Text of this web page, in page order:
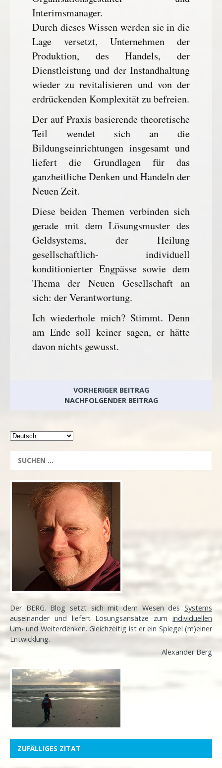
Interimsmanager.
Durch dieses Wissen werden sie in die
Lage versetzt, Unternehmen der
Produktion, des Handels, der
Dienstleistung und der Instandhaltung
wieder zu revitalisieren und von der
erdrückenden Komplexität zu befreien.
Der auf Praxis basierende theoretische
Teil wendet sich an die
Bildungseinrichtungen insgesamt und
liefert die Grundlagen für das
ganzheitliche Denken und Handeln der
Neuen Zeit.
Diese beiden Themen verbinden sich
gerade mit dem Lösungsmuster des
Geldsystems, der Heilung
gesellschaftlich- individuell
konditionierter Engpässe sowie dem
Thema der Neuen Gesellschaft an
sich: der Verantwortung.
Ich wiederhole mich? Stimmt. Denn
am Ende soll keiner sagen, er hätte
davon nichts gewusst.
VORHERIGER BEITRAG
NACHFOLGENDER BEITRAG
Der BERG. Blog setzt sich mit dem Wesen des Systems
auseinander und liefert Lösungsansätze zum individuellen
Um- und Weiterdenken. Gleichzeitig ist er ein Spiegel (m)einer
Entwicklung.
Alexander Berg
ZUFÄLLIGES ZITAT